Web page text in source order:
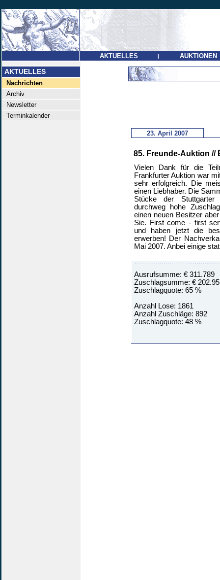
AKTUELLES | AUKTIONEN
AKTUELLES
Nachrichten
Archiv
Newsletter
Terminkalender
23. April 2007
85. Freunde-Auktion //
Vielen Dank für die
Frankfurter Auktion war
sehr erfolgreich. Die
einen Liebhaber. Die
Stücke der Stuttgarter
durchweg hohe
einen neuen Besitzer
Sie. First come - first
und haben jetzt die
erwerben! Der
Mai 2007. Anbei einige
Ausrufsumme: € 311.789
Zuschlagsumme: €
Zuschlagquote: 65 %
Anzahl Lose: 1861
Anzahl Zuschläge: 892
Zuschlagquote: 48 %